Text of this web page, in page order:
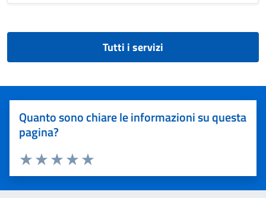
Tutti i servizi
Quanto sono chiare le informazioni su questa
pagina?
Valuta 5 stelle su 5
Valuta 4 stelle su 5
Valuta 3 stelle su 5
Valuta 2 stelle su 5
Valuta 1 stelle su 5